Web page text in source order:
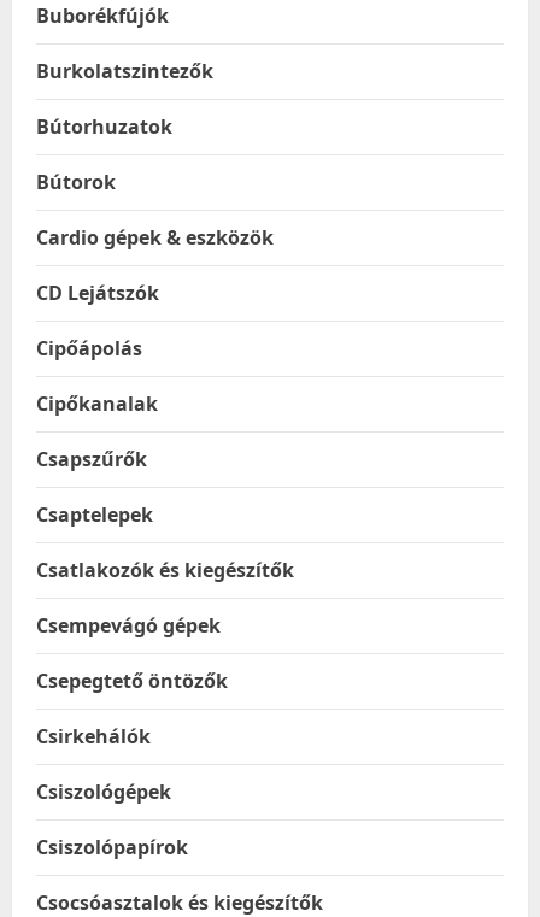
Buborékfújók
Burkolatszintezők
Bútorhuzatok
Bútorok
Cardio gépek & eszközök
CD Lejátszók
Cipőápolás
Cipőkanalak
Csapszűrők
Csaptelepek
Csatlakozók és kiegészítők
Csempevágó gépek
Csepegtető öntözők
Csirkehálók
Csiszológépek
Csiszolópapírok
Csocsóasztalok és kiegészítők